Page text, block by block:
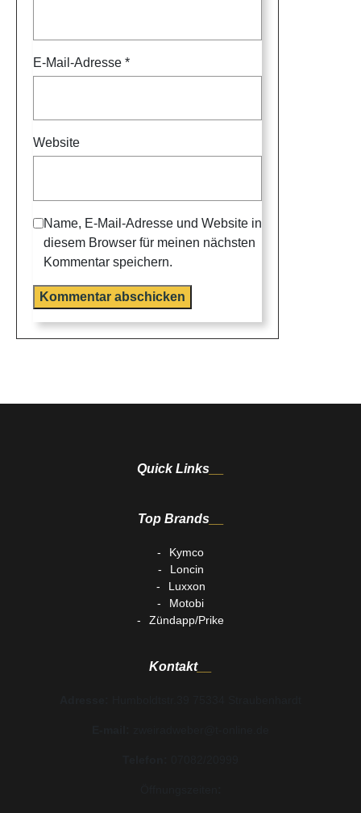
E-Mail-Adresse *
Website
Name, E-Mail-Adresse und Website in
diesem Browser für meinen nächsten
Kommentar speichern.
Quick Links
Top Brands
Kymco
Loncin
Luxxon
Motobi
Zündapp/Prike
Kontakt